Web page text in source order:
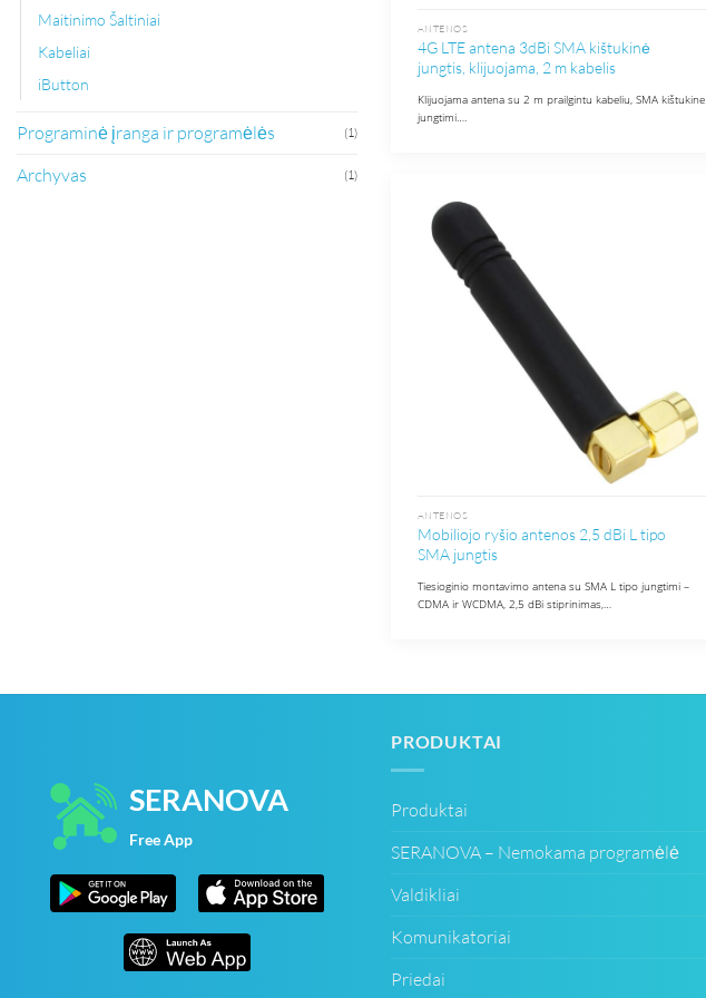
Maitinimo Šaltiniai
Kabeliai
iButton
Programinė įranga ir programėlės (1)
Archyvas (1)
ANTENOS
4G LTE antena 3dBi SMA kištukinė
jungtis, klijuojama, 2 m kabelis
Klijuojama antena su 2 m prailgintu kabeliu, SMA kištukine
jungtimi….
ANTENOS
Mobiliojo ryšio antenos 2,5 dBi L tipo
SMA jungtis
Tiesioginio montavimo antena su SMA L tipo jungtimi –
CDMA ir WCDMA, 2,5 dBi stiprinimas,…
SERANOVA
Free App
PRODUKTAI
Produktai
SERANOVA – Nemokama programėlė
Valdikliai
Komunikatoriai
Priedai